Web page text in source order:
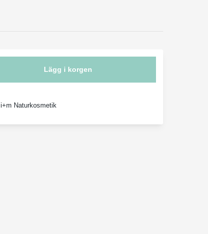
Lägg i korgen
i+m Naturkosmetik